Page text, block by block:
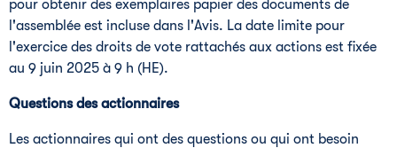
pour obtenir des exemplaires papier des documents de
l'assemblée est incluse dans l'Avis. La date limite pour
l'exercice des droits de vote rattachés aux actions est fixée
au 9 juin 2025 à 9 h (HE).
Questions des actionnaires
Les actionnaires qui ont des questions ou qui ont besoin